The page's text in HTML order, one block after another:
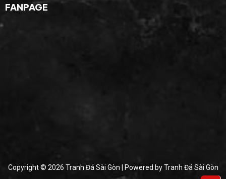
FANPAGE
Copyright © 2026 Tranh Đá Sài Gòn | Powered by Tranh Đá Sài Gòn